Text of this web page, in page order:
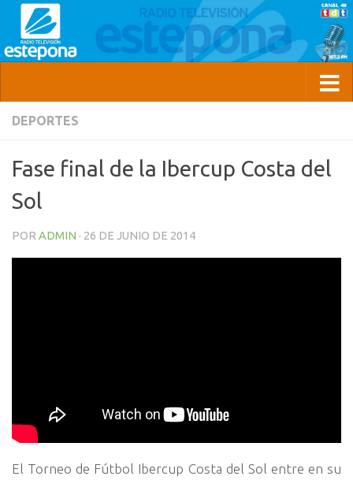
DEPORTES
Fase final de la Ibercup Costa del
Sol
POR ADMIN · 26 DE JUNIO DE 2014
El Torneo de Fútbol Ibercup Costa del Sol entre en su